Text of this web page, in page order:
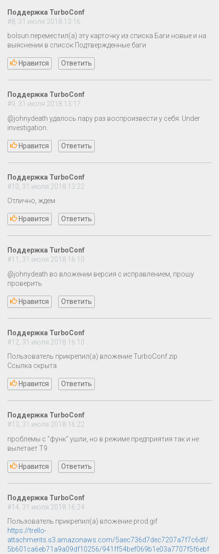
Поддержка TurboConf
#8, 31 июля 2018 13:16
bolsun переместил(а) эту карточку из списка Баги новые и на
выяснении в список Подтвержденные баги
Нравится Ответить
Поддержка TurboConf
#9, 31 июля 2018 13:17
@johnydeath удалось пару раз воспроизвести у себя. Under
investigation.
Нравится Ответить
Поддержка TurboConf
#10, 31 июля 2018 13:22
Отлично, ждем
Нравится Ответить
Поддержка TurboConf
#11, 31 июля 2018 16:10
@johnydeath во вложении версия с исправлением, прошу
проверить
Нравится Ответить
Поддержка TurboConf
#12, 31 июля 2018 16:10
Пользователь прикрепил(а) вложение TurboConf.zip
Ссылка скрыта
Нравится Ответить
Поддержка TurboConf
#13, 31 июля 2018 16:22
проблемы с "функ" ушли, но в режиме предприятия так и не
вылетает Т9
Нравится Ответить
Поддержка TurboConf
#14, 31 июля 2018 16:24
Пользователь прикрепил(а) вложение prod.gif
https://trello-
attachments.s3.amazonaws.com/5aec736d7dec7207a7f7c6df/
5b601ca6eb71a9a09df10256/941ff54bef069b1e03a7707f5f6ebf